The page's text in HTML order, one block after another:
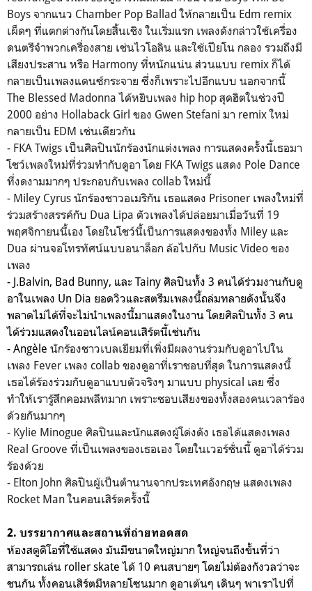
Boys จากแนว Chamber Pop Ballad ให้กลายเป็น Edm remix
เผ็ดๆ ที่แตกต่างกันโดยสิ้นเชิง ในเริ่มแรก เพลงดังกล่าวใช้เครื่อง
ดนตรีจำพวกเครื่องสาย เช่นไวโอลิน และใช้เปียโน กลอง รวมถึงมี
เสียงประสาน หรือ Harmony ที่หนักแน่น ส่วนแบบ remix ก็ได้
กลายเป็นเพลงแดนซ์กระจาย ซึ่งก็เพราะไปอีกแบบ นอกจากนี้
The Blessed Madonna ได้หยิบเพลง hip hop สุดฮิตในช่วงปี
2000 อย่าง Hollaback Girl ของ Gwen Stefani มา remix ใหม่
กลายเป็น EDM เช่นเดียวกัน
- FKA Twigs เป็นศิลปินนักร้องนักแต่งเพลง การแสดงครั้งนี้เธอมา
โชว์เพลงใหม่ที่ร่วมทำกับดูอา โดย FKA Twigs แสดง Pole Dance
ที่งดงามมากๆ ประกอบกับเพลง collab ใหม่นี้
- Miley Cyrus นักร้องชาวอเมริกัน เธอแสดง Prisoner เพลงใหม่ที่
ร่วมสร้างสรรค์กับ Dua Lipa ตัวเพลงได้ปล่อยมาเมื่อวันที่ 19
พฤศจิกายนนี้เอง โดยในโชว์นี้เป็นการแสดงของทั้ง Miley และ
Dua ผ่านจอโทรทัศน์แบบอนาล็อก ล้อไปกับ Music Video ของ
เพลง
- J.Balvin, Bad Bunny, และ Tainy ศิลปินทั้ง 3 คนได้ร่วมงานกับดู
อาในเพลง Un Dia ยอดวิวและสตรีมเพลงนี้ถล่มทลายดังนั้นจึง
พลาดไม่ได้ที่จะไม่นำเพลงนี้มาแสดงในงาน โดยศิลปินทั้ง 3 คน
ได้ร่วมแสดงในออนไลน์คอนเสิร์ตนี้เช่นกัน
- Angèle นักร้องชาวเบลเยียมที่เพิ่งมีผลงานร่วมกับดูอาไปใน
เพลง Fever เพลง collab ของดูอาที่เราชอบที่สุด ในการแสดงนี้
เธอได้ร้องร่วมกับดูอาแบบตัวจริงๆ มาแบบ physical เลย ซึ่ง
ทำให้เรารู้สึกคอมพลีทมาก เพราะชอบเสียงของทั้งสองคนเวลาร้อง
ด้วยกันมากๆ
- Kylie Minogue ศิลปินและนักแสดงผู้โด่งดัง เธอได้แสดงเพลง
Real Groove ที่เป็นเพลงของเธอเอง โดยในเวอร์ชั่นนี้ ดูอาได้ร่วม
ร้องด้วย
- Elton John ศิลปินผู้เป็นตำนานจากประเทศอังกฤษ แสดงเพลง
Rocket Man ในคอนเสิร์ตครั้งนี้
2. บรรยากาศและสถานที่ถ่ายทอดสด
ห้องสตูดิโอที่ใช้แสดง มันมีขนาดใหญ่มาก ใหญ่จนถึงขั้นที่ว่า
สามารถเล่น roller skate ได้ 10 คนสบายๆ โดยไม่ต้องกังวลว่าจะ
ชนกัน ทั้งคอนเสิร์ตมีหลายโซนมาก ดูอาเต้นๆ เดินๆ พาเราไปที่